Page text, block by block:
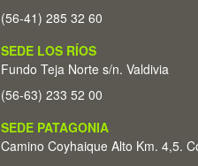
(56-41) 285 32 60
SEDE LOS RÍOS
Fundo Teja Norte s/n. Valdivia
(56-63) 233 52 00
SEDE PATAGONIA
Camino Coyhaique Alto Km. 4,5.